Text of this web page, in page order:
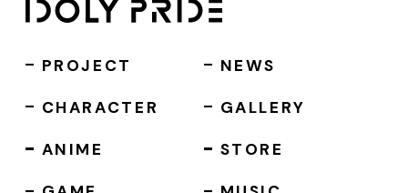
PROJECT
CHARACTER
ANIME
NEWS
GALLERY
STORE